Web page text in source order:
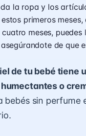
la ropa y los
primeros meses,
meses, puedes
de que
de tu bebé tiene
o
bebés sin perfume